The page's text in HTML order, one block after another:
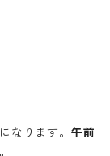
なります。 午前